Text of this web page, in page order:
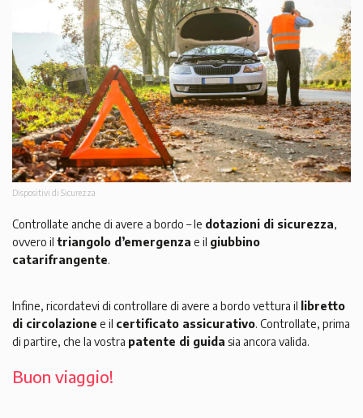
Dispositivi di Sicurezza
Controllate anche di avere a bordo – le dotazioni di sicurezza,
ovvero il triangolo d’emergenza e il giubbino
catarifrangente.
Infine, ricordatevi di controllare di avere a bordo vettura il libretto
di circolazione e il certificato assicurativo. Controllate, prima
di partire, che la vostra patente di guida sia ancora valida.
Buon viaggio!